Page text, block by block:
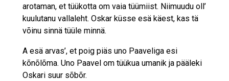
arotaman, et tüükotta om vaia tüümiist. Niimuudu oll’
kuulutanu vallaleht. Oskar küsse esä käest, kas tä
võinu sinnä tüüle minnä.
A esä arvas’, et poig piäs uno Paaveliga esi
kõnõlõma. Uno Paavel om tüükua umanik ja pääleki
Oskari suur sõbõr.